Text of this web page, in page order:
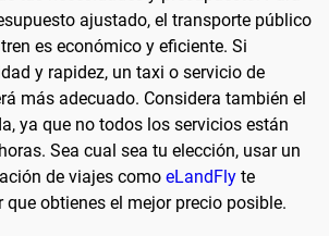
ajustado, el transporte público
es económico y eficiente. Si
y rapidez, un taxi o servicio de
más adecuado. Considera también el
ya que no todos los servicios están
Sea cual sea tu elección, usar un
de viajes como eLandFly te
que obtienes el mejor precio posible.